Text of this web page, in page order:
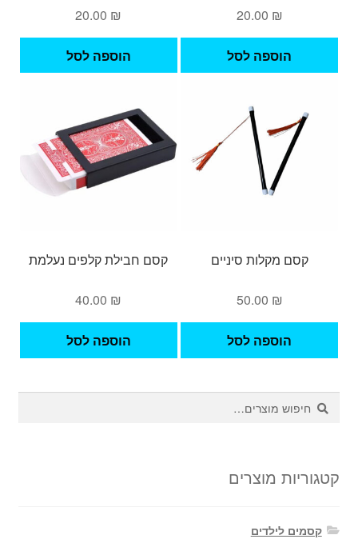
20.00 ₪
הוספה לסל
20.00 ₪
הוספה לסל
קסם מקלות סיניים
50.00 ₪
הוספה לסל
קסם חבילת קלפים נעלמת
40.00 ₪
הוספה לסל
חיפוש
עבור:
חיפוש
קטגוריות מוצרים
קסמים לילדים